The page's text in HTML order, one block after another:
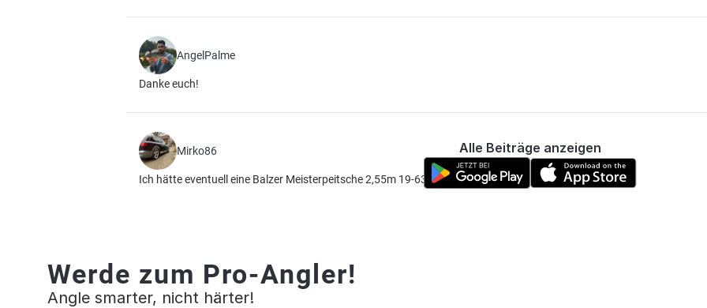
AngelPalme
Danke euch!
Mirko86
Ich hätte eventuell eine Balzer Meisterpeitsche 2,55m 19-63g zu verkaufen
Alle Beiträge anzeigen
Werde zum Pro-Angler!
Angle smarter, nicht härter!